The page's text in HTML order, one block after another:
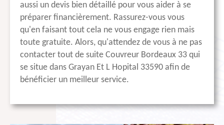
aussi un devis bien détaillé pour vous aider à se
préparer financièrement. Rassurez-vous vous
qu'en faisant tout cela ne vous engage rien mais
toute gratuite. Alors, qu'attendez de vous à ne pas
contacter tout de suite Couvreur Bordeaux 33 qui
se situe dans Grayan Et L Hopital 33590 afin de
bénéficier un meilleur service.